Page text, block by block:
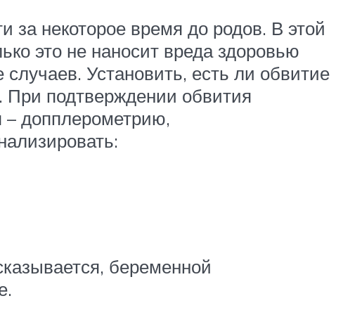
за некоторое время до родов. В этой
это не наносит вреда здоровью
Установить, есть ли обвитие
При подтверждении обвития
– допплерометрию,
беременной